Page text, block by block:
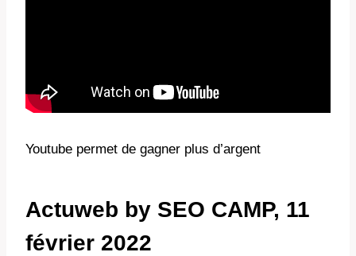
Youtube permet de gagner plus d’argent
Actuweb by SEO CAMP, 11
février 2022